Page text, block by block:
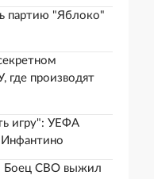
партию "Яблоко"
где производят
игру": УЕФА
Боец СВО выжил